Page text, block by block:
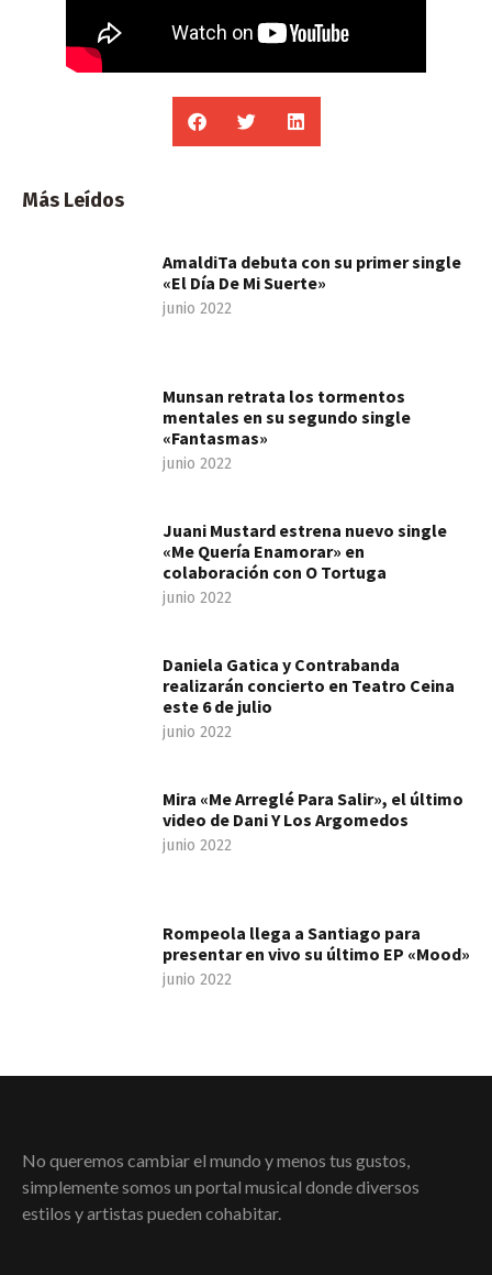
Más Leídos
AmaldiTa debuta con su primer single
«El Día De Mi Suerte»
junio 2022
Munsan retrata los tormentos
mentales en su segundo single
«Fantasmas»
junio 2022
Juani Mustard estrena nuevo single
«Me Quería Enamorar» en
colaboración con O Tortuga
junio 2022
Daniela Gatica y Contrabanda
realizarán concierto en Teatro Ceina
este 6 de julio
junio 2022
Mira «Me Arreglé Para Salir», el último
video de Dani Y Los Argomedos
junio 2022
Rompeola llega a Santiago para
presentar en vivo su último EP «Mood»
junio 2022
No queremos cambiar el mundo y menos tus gustos,
simplemente somos un portal musical donde diversos
estilos y artistas pueden cohabitar.